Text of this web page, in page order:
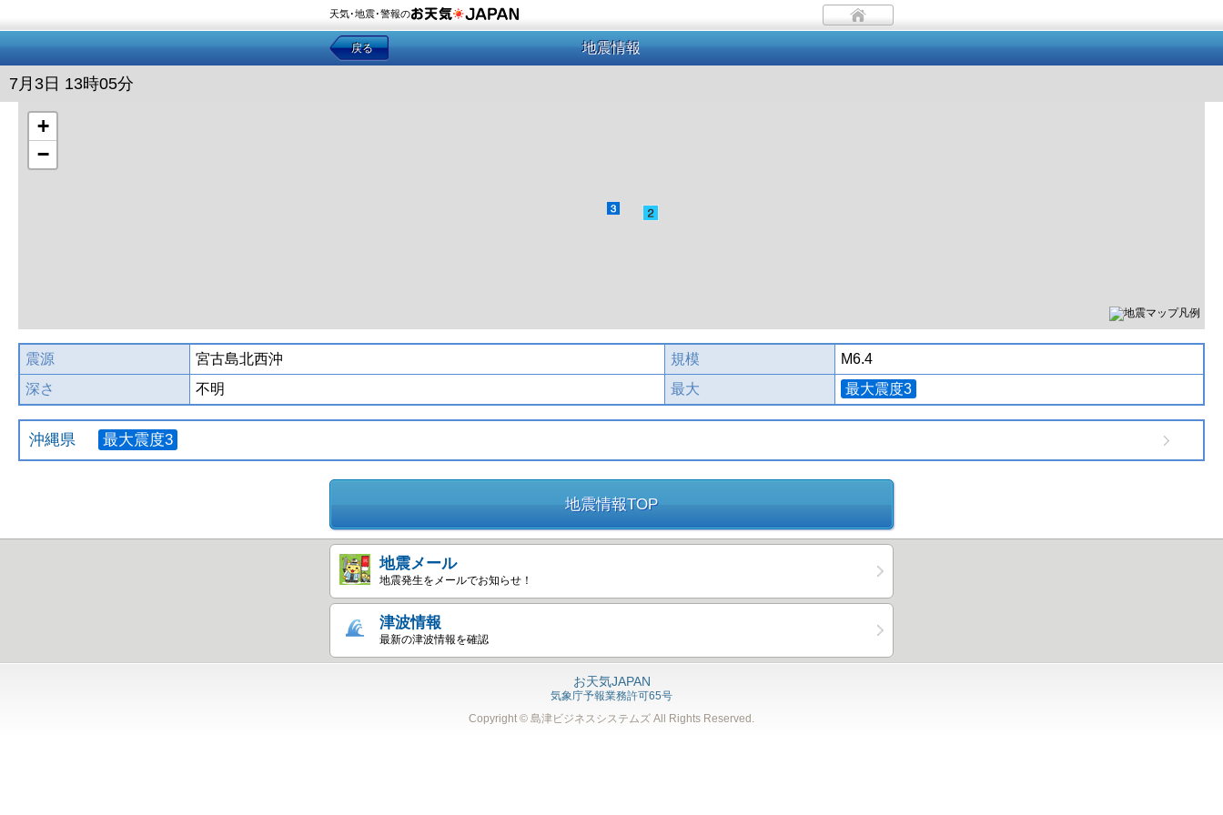
天気･地震･警報の
戻る 地震情報
7月3日 13時05分
+
−
震源 宮古島北西沖 規模
M6.4
深さ
不明 最大 最大震度3
沖縄県 最大震度3
地震情報TOP
地震メール
地震発生をメールでお知らせ！
津波情報
最新の津波情報を確認
お天気JAPAN
気象庁予報業務許可65号
Copyright © 島津ビジネスシステムズ All Rights Reserved.